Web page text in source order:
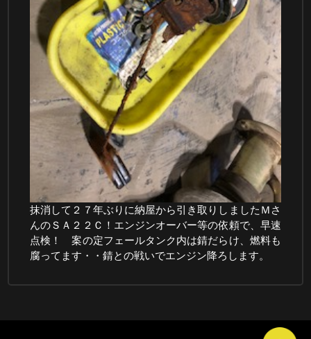
抹消して２７年ぶりに納屋から引き取りしましたＭさ
んのＳＡ２２Ｃ！エンジンオーバー等の依頼で、早速
点検！ 案の定フェールタンク内は錆だらけ、燃料も
腐ってます・・錆との戦いでエンジン降ろします。